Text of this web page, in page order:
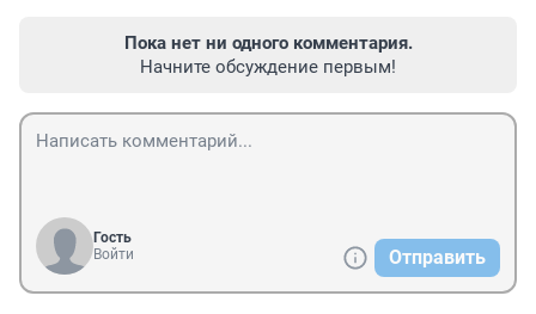
Пока нет ни одного комментария.
Начните обсуждение первым!
Гость
Войти
Отправить